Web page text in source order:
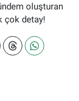
oluşturan
çok detay!